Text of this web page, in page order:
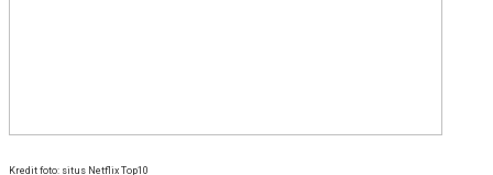
Kredit foto: situs Netflix Top10